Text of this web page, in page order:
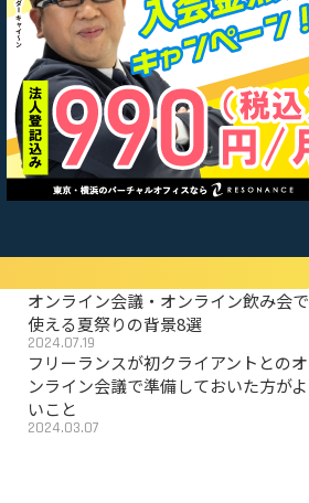
オンライン会議・オンライン飲み会で
使える夏祭りの背景8選
2024.07.19
フリーランスが初クライアントとのオ
ンライン会議で準備しておいた方がよ
いこと
2024.03.07